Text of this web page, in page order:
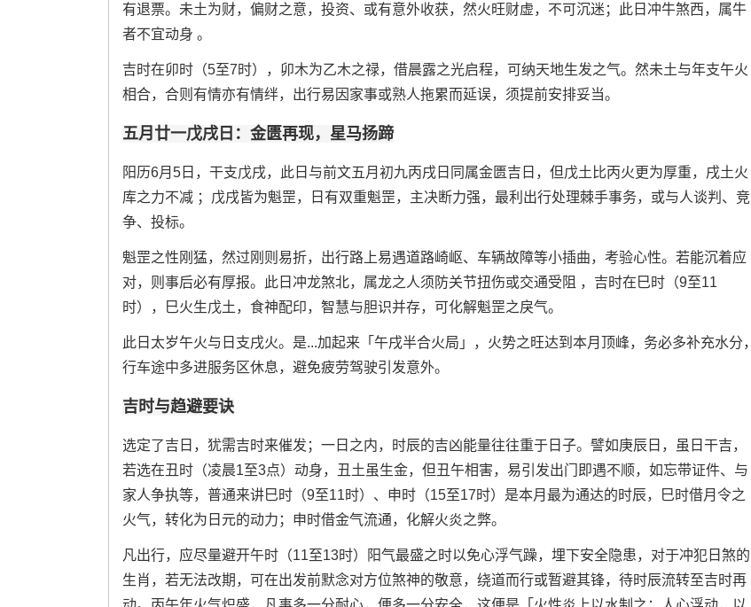
有退票。未土为财，偏财之意，投资、或有意外收获，然火旺财虚，不可沉迷；此日冲牛煞西，属牛
者不宜动身 。
吉时在卯时（5至7时），卯木为乙木之禄，借晨露之光启程，可纳天地生发之气。然未土与年支午火
相合，合则有情亦有情绊，出行易因家事或熟人拖累而延误，须提前安排妥当。
五月廿一戊戌日：金匮再现，星马扬蹄
阳历6月5日，干支戊戌，此日与前文五月初九丙戌日同属金匮吉日，但戊土比丙火更为厚重，戌土火
库之力不减 ；戊戌皆为魁罡，日有双重魁罡，主决断力强，最利出行处理棘手事务，或与人谈判、竞
争、投标。
魁罡之性刚猛，然过刚则易折，出行路上易遇道路崎岖、车辆故障等小插曲，考验心性。若能沉着应
对，则事后必有厚报。此日冲龙煞北，属龙之人须防关节扭伤或交通受阻 ，吉时在巳时（9至11
时），巳火生戊土，食神配印，智慧与胆识并存，可化解魁罡之戾气。
此日太岁午火与日支戌火。是...加起来「午戌半合火局」，火势之旺达到本月顶峰，务必多补充水分，
行车途中多进服务区休息，避免疲劳驾驶引发意外。
吉时与趋避要诀
选定了吉日，犹需吉时来催发；一日之内，时辰的吉凶能量往往重于日子。譬如庚辰日，虽日干吉，
若选在丑时（凌晨1至3点）动身，丑土虽生金，但丑午相害，易引发出门即遇不顺，如忘带证件、与
家人争执等，普通来讲巳时（9至11时）、申时（15至17时）是本月最为通达的时辰，巳时借月令之
火气，转化为日元的动力；申时借金气流通，化解火炎之弊。
凡出行，应尽量避开午时（11至13时）阳气最盛之时以免心浮气躁，埋下安全隐患，对于冲犯日煞的
生肖，若无法改期，可在出发前默念对方位煞神的敬意，绕道而行或暂避其锋，待时辰流转至吉时再